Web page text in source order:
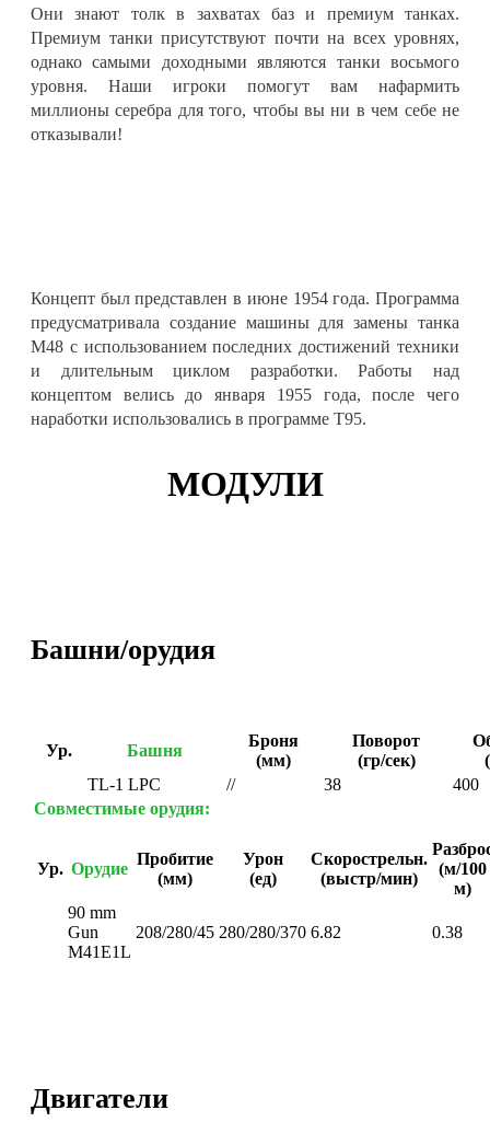
Они знают толк в захватах баз и премиум танках.
Премиум танки присутствуют почти на всех уровнях,
однако самыми доходными являются танки восьмого
уровня. Наши игроки помогут вам нафармить
миллионы серебра для того, чтобы вы ни в чем себе не
отказывали!
Концепт был представлен в июне 1954 года. Программа
предусматривала создание машины для замены танка
М48 с использованием последних достижений техники
и длительным циклом разработки. Работы над
концептом велись до января 1955 года, после чего
наработки использовались в программе Т95.
МОДУЛИ
Башни/орудия
Ур. Башня
Броня
(мм)
Поворот
(гр/сек)
TL-1 LPC
// 38
400
Совместимые орудия:
Ур. Орудие
Пробитие
(мм)
Урон
(ед)
Скорострельн.
(выстр/мин)
(м/100
м)
90 mm
Gun
M41E1L
208/280/45 280/280/370 6.82 0.38
Двигатели